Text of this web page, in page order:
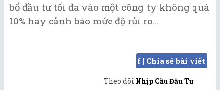
bổ đầu tư tối đa vào một công ty không quá
10% hay cảnh báo mức độ rủi ro…
f | Chia sẻ bài viết
Theo dõi Nhịp Cầu Đầu Tư